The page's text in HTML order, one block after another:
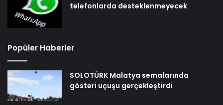
telefonlarda desteklenmeyecek
Popüler Haberler
SOLOTÜRK Malatya semalarında
gösteri uçuşu gerçekleştirdi